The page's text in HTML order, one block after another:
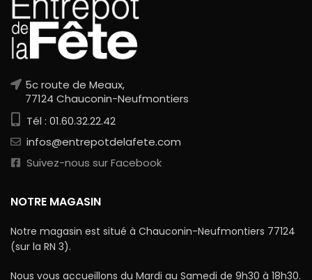
5c route de Meaux,
77124 Chauconin-Neufmontiers
Tél : 01.60.32.22.42
infos@entrepotdelafete.com
Suivez-nous sur Facebook
NOTRE MAGASIN
Notre magasin est situé à Chauconin-Neufmontiers 77124
(sur la RN 3).
Nous vous accueillons du Mardi au Samedi de 9h30 à 18h30.